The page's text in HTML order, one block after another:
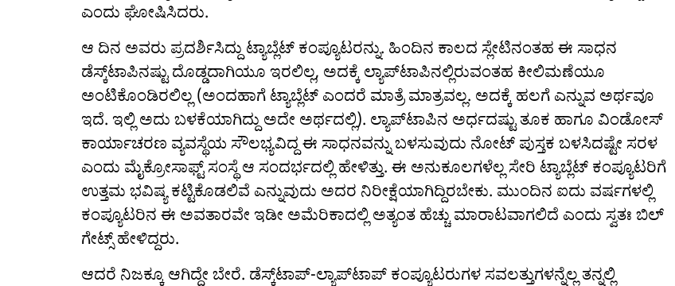
ಎಂದು ಘೋಷಿಸಿದರು.
ಆ ದಿನ ಅವರು ಪ್ರದರ್ಶಿಸಿದ್ದು ಟ್ಯಾಬ್ಲೆಟ್ ಕಂಪ್ಯೂಟರನ್ನು. ಹಿಂದಿನ ಕಾಲದ ಸ್ಲೇಟಿನಂತಹ ಈ ಸಾಧನ
ಡೆಸ್ಕ್‌ಟಾಪಿನಷ್ಟು ದೊಡ್ಡದಾಗಿಯೂ ಇರಲಿಲ್ಲ, ಅದಕ್ಕೆ ಲ್ಯಾಪ್‌ಟಾಪಿನಲ್ಲಿರುವಂತಹ ಕೀಲಿಮಣೆಯೂ
ಅಂಟಿಕೊಂಡಿರಲಿಲ್ಲ (ಅಂದಹಾಗೆ ಟ್ಯಾಬ್ಲೆಟ್ ಎಂದರೆ ಮಾತ್ರೆ ಮಾತ್ರವಲ್ಲ. ಅದಕ್ಕೆ ಹಲಗೆ ಎನ್ನುವ ಅರ್ಥವೂ
ಇದೆ. ಇಲ್ಲಿ ಅದು ಬಳಕೆಯಾಗಿದ್ದು ಅದೇ ಅರ್ಥದಲ್ಲಿ). ಲ್ಯಾಪ್‌ಟಾಪಿನ ಅರ್ಧದಷ್ಟು ತೂಕ ಹಾಗೂ ವಿಂಡೋಸ್
ಕಾರ್ಯಾಚರಣ ವ್ಯವಸ್ಥೆಯ ಸೌಲಭ್ಯವಿದ್ದ ಈ ಸಾಧನವನ್ನು ಬಳಸುವುದು ನೋಟ್ ಪುಸ್ತಕ ಬಳಸಿದಷ್ಟೇ ಸರಳ
ಎಂದು ಮೈಕ್ರೋಸಾಫ್ಟ್ ಸಂಸ್ಥೆ ಆ ಸಂದರ್ಭದಲ್ಲಿ ಹೇಳಿತ್ತು. ಈ ಅನುಕೂಲಗಳೆಲ್ಲ ಸೇರಿ ಟ್ಯಾಬ್ಲೆಟ್ ಕಂಪ್ಯೂಟರಿಗೆ
ಉತ್ತಮ ಭವಿಷ್ಯ ಕಟ್ಟಿಕೊಡಲಿವೆ ಎನ್ನುವುದು ಅದರ ನಿರೀಕ್ಷೆಯಾಗಿದ್ದಿರಬೇಕು. ಮುಂದಿನ ಐದು ವರ್ಷಗಳಲ್ಲಿ
ಕಂಪ್ಯೂಟರಿನ ಈ ಅವತಾರವೇ ಇಡೀ ಅಮೆರಿಕಾದಲ್ಲಿ ಅತ್ಯಂತ ಹೆಚ್ಚು ಮಾರಾಟವಾಗಲಿದೆ ಎಂದು ಸ್ವತಃ ಬಿಲ್
ಗೇಟ್ಸ್ ಹೇಳಿದ್ದರು.
ಆದರೆ ನಿಜಕ್ಕೂ ಆಗಿದ್ದೇ ಬೇರೆ. ಡೆಸ್ಕ್‌ಟಾಪ್-ಲ್ಯಾಪ್‌ಟಾಪ್ ಕಂಪ್ಯೂಟರುಗಳ ಸವಲತ್ತುಗಳನ್ನೆಲ್ಲ ತನ್ನಲ್ಲಿ